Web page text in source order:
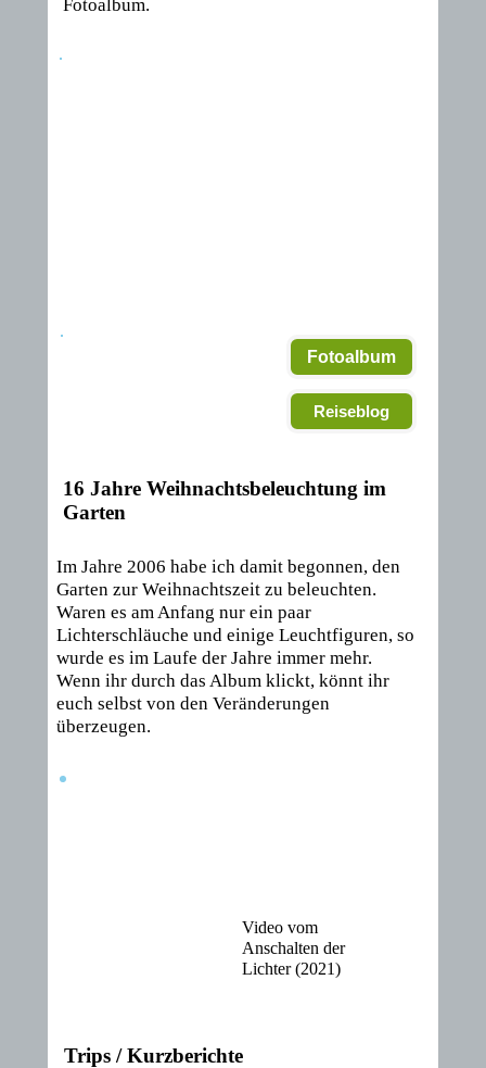
Trips / Kurzberichte
16 Jahre Weihnachtsbeleuchtung im
Garten
Im Jahre 2006 habe ich damit begonnen, den
Garten zur Weihnachtszeit zu beleuchten.
Waren es am Anfang nur ein paar
Lichterschläuche und einige Leuchtfiguren, so
wurde es im Laufe der Jahre immer mehr.
Wenn ihr durch das Album klickt, könnt ihr
euch selbst von den Veränderungen
überzeugen.
Video vom
Anschalten der
Lichter (2021)
Fotoalbum
Reiseblog
Fotoalbum.